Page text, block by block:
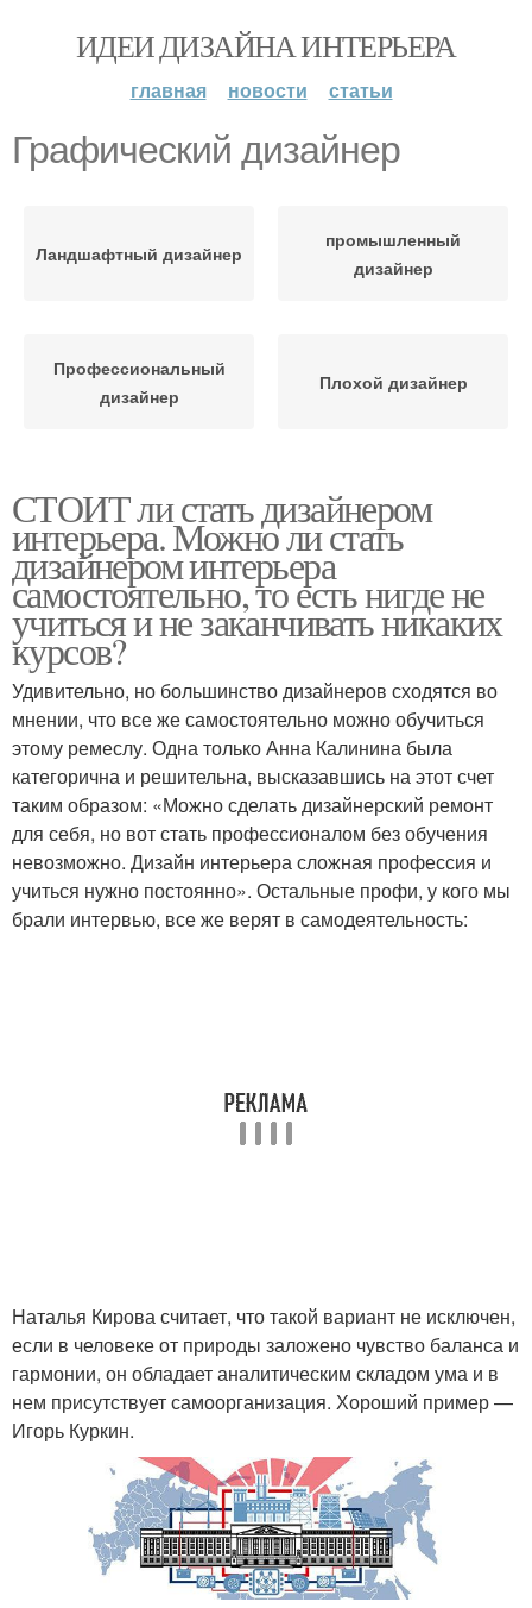
ИДЕИ ДИЗАЙНА ИНТЕРЬЕРА
главная новости статьи
Графический дизайнер
Ландшафтный дизайнер
​​промышленный
дизайнер
Профессиональный
дизайнер
Плохой дизайнер
СТОИТ ли стать дизайнером
интерьера. Можно ли стать
дизайнером интерьера
самостоятельно, то есть нигде не
учиться и не заканчивать никаких
курсов?
Удивительно, но большинство дизайнеров сходятся во
мнении, что все же самостоятельно можно обучиться
этому ремеслу. Одна только Анна Калинина была
категорична и решительна, высказавшись на этот счет
таким образом: «Можно сделать дизайнерский ремонт
для себя, но вот стать профессионалом без обучения
невозможно. Дизайн интерьера сложная профессия и
учиться нужно постоянно». Остальные профи, у кого мы
брали интервью, все же верят в самодеятельность:
Наталья Кирова считает, что такой вариант не исключен,
если в человеке от природы заложено чувство баланса и
гармонии, он обладает аналитическим складом ума и в
нем присутствует самоорганизация. Хороший пример —
Игорь Куркин.